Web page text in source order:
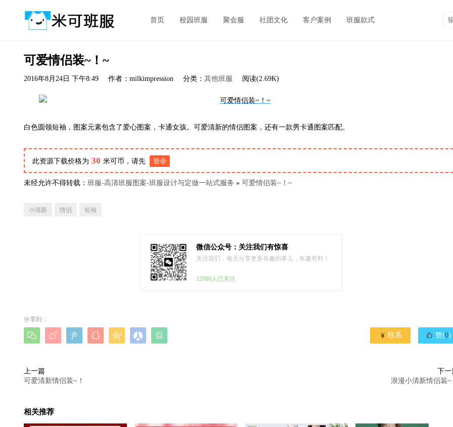
首页 校园班服 聚会服 社团文化 客户案例 班服款式
可爱情侣装~！~
2016年8月24日 下午8:49 作者：milkimpression 分类： 其他班服 阅读(2.69K)
白色圆领短袖，图案元素包含了爱心图案，卡通女孩。可爱清新的情侣图案，还有一款男卡通图案匹配。
此资源下载价格为 30 米可币，请先 登录
未经允许不得转载： 班服-高清班服图案-班服设计与定做一站式服务 » 可爱情侣装~！~
小清新 情侣 短袖
微信公众号：关注我们有惊喜
关注我们，每天分享更多有趣的事儿，有趣有料！
12000人已关注
分享到：
        赞(0)
 联系
上一篇
可爱清新情侣装~！
下一
浪漫小清新情侣装~
相关推荐